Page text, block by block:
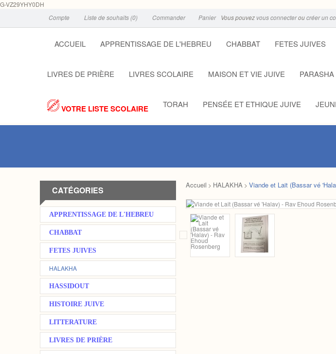
G-VZ29YHY0DH
Compte
Liste de souhaits (0) Commander Panier Vous pouvez vous connecteroucréer un
ACCUEIL APPRENTISSAGE DE L'HEBREU CHABBAT FETES JUIVES
LIVRES DE PRIÈRE LIVRES SCOLAIRE MAISON ET VIE JUIVE PARASHA
VOTRE LISTE SCOLAIRE TORAH PENSÉE ET ETHIQUE JUIVE
CATÉGORIES
APPRENTISSAGE DE L'HEBREU
CHABBAT
FETES JUIVES
HALAKHA
HASSIDOUT
HISTOIRE JUIVE
LITTERATURE
LIVRES DE PRIÈRE
Accueil > HALAKHA > Viande et Lait (Bassar vé